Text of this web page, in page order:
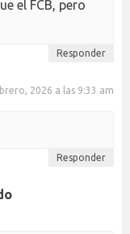
el FCB, pero
Responder
2026 a las 9:33 am
Responder